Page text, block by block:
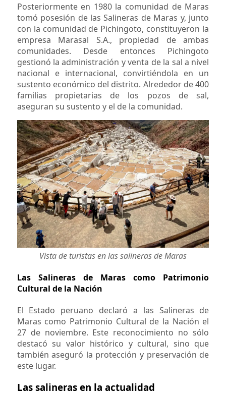
Posteriormente en 1980 la comunidad de Maras
tomó posesión de las Salineras de Maras y, junto
con la comunidad de Pichingoto, constituyeron la
empresa Marasal S.A., propiedad de ambas
comunidades. Desde entonces Pichingoto
gestionó la administración y venta de la sal a nivel
nacional e internacional, convirtiéndola en un
sustento económico del distrito. Alrededor de 400
familias propietarias de los pozos de sal,
aseguran su sustento y el de la comunidad.
Vista de turistas en las salineras de Maras
Las Salineras de Maras como Patrimonio
Cultural de la Nación
El Estado peruano declaró a las Salineras de
Maras como Patrimonio Cultural de la Nación el
27 de noviembre. Este reconocimiento no sólo
destacó su valor histórico y cultural, sino que
también aseguró la protección y preservación de
este lugar.
Las salineras en la actualidad